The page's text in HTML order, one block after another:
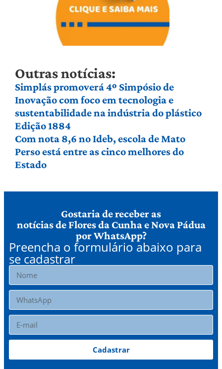
Outras notícias:
Simplás promoverá 4º Simpósio de
Inovação com foco em tecnologia e
sustentabilidade na indústria do plástico
Edição 1884
Com nota 8,6 no Ideb, escola de Mato
Perso está entre as cinco melhores do
Estado
Gostaria de receber as
notícias de Flores da Cunha e Nova Pádua
por WhatsApp?
Preencha o formulário abaixo para
se cadastrar
Cadastrar